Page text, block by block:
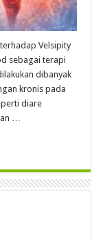
Velsipity
sebagai terapi
dibanyak
kronis pada
diare
…